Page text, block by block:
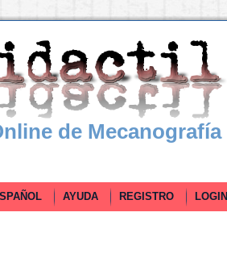
de Mecanografía
AYUDA REGISTRO LOGIN